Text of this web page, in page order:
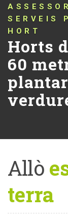
SERVEIS
HORT
Horts
60
Allò
terra